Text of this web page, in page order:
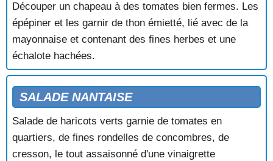
Découper un chapeau à des tomates bien fermes. Les
épépiner et les garnir de thon émietté, lié avec de la
mayonnaise et contenant des fines herbes et une
échalote hachées.
SALADE NANTAISE
Salade de haricots verts garnie de tomates en
quartiers, de fines rondelles de concombres, de
cresson, le tout assaisonné d'une vinaigrette